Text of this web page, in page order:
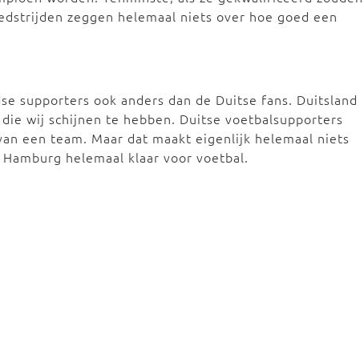
zeggen helemaal niets over hoe goed een
supporters ook anders dan de Duitse fans. Duitsland
wij schijnen te hebben. Duitse voetbalsupporters
een team. Maar dat maakt eigenlijk helemaal niets
helemaal klaar voor voetbal.